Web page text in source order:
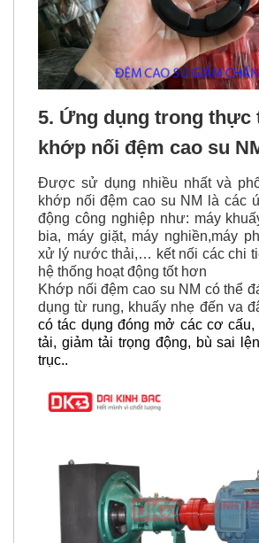
5. Ứng dụng trong thực
khớp nối đệm cao su
Được sử dụng nhiều nhất và
khớp nối đệm cao su NM là các
động công nghiệp như: máy
bia, máy giặt, máy nghiền,máy
xử lý nước thải,… kết nối các chi
hệ thống hoạt động tốt hơn
Khớp nối đệm cao su NM có thể
dụng từ rung, khuấy nhẹ đến va
có tác dụng đóng mở các cơ
tải, giảm tải trọng động, bù sai
trục..